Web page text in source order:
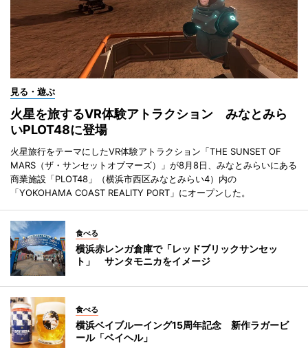
見る・遊ぶ
火星を旅するVR体験アトラクション みなとみら
いPLOT48に登場
火星旅行をテーマにしたVR体験アトラクション「THE SUNSET OF
MARS（ザ・サンセットオブマーズ）」が8月8日、みなとみらいにある
商業施設「PLOT48」（横浜市西区みなとみらい4）内の
「YOKOHAMA COAST REALITY PORT」にオープンした。
食べる
横浜赤レンガ倉庫で「レッドブリックサンセッ
ト」 サンタモニカをイメージ
食べる
横浜ベイブルーイング15周年記念 新作ラガービ
ール「ベイヘル」